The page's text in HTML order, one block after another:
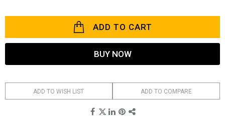
ADD TO CART
BUY NOW
ADD TO WISH LIST ADD TO COMPARE